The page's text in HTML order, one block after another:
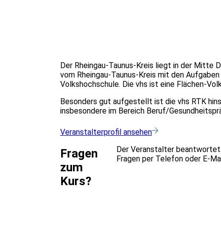
Der Rheingau-Taunus-Kreis liegt in der Mitte
vom Rheingau-Taunus-Kreis mit den
Volkshochschule. Die vhs ist eine Flächen-
Besonders gut aufgestellt ist die vhs RTK
insbesondere im Bereich Beruf/
Veranstalterprofil ansehen
Fragen
zum
Kurs?
Der Veranstalter
Fragen per Telefon oder E-